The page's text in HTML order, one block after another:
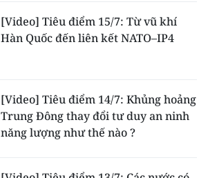
[Video] Tiêu điểm 15/7: Từ vũ khí
Hàn Quốc đến liên kết NATO–IP4
[Video] Tiêu điểm 14/7: Khủng hoảng
Trung Đông thay đổi tư duy an ninh
năng lượng như thế nào ?